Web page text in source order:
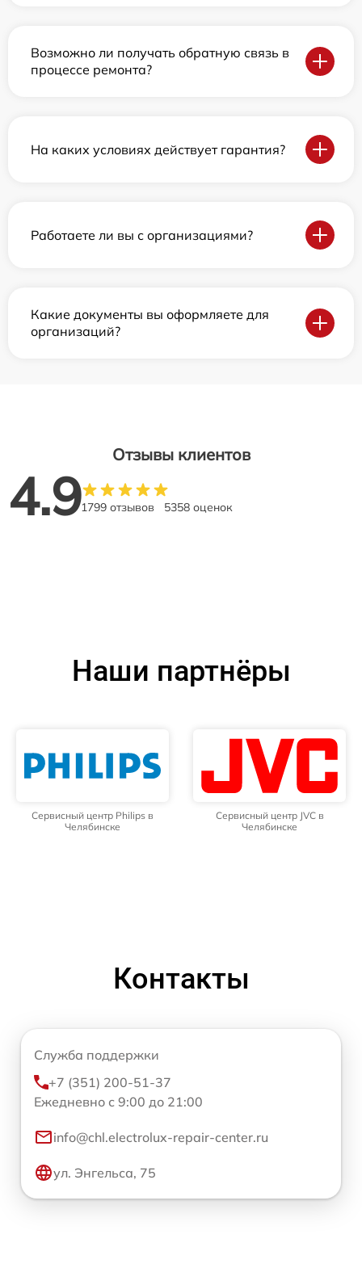
Возможно ли получать обратную связь в
процессе ремонта?
На каких условиях действует гарантия?
Работаете ли вы с организациями?
Какие документы вы оформляете для
организаций?
Отзывы клиентов
4.91799 отзывов 5358 оценок
Наши партнёры
Сервисный центр Philips в
Челябинске
Сервисный центр JVC в
Челябинске
Контакты
Служба поддержки
+7 (351) 200-51-37
Ежедневно с 9:00 до 21:00
info@chl.electrolux-repair-center.ru
ул. Энгельса, 75